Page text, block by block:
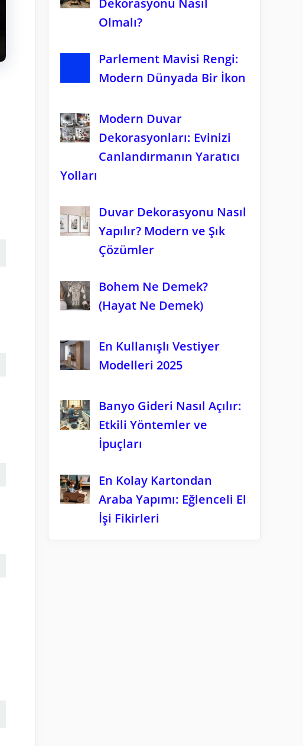
Olmalı?
Parlement Mavisi Rengi:
Modern Dünyada Bir İkon
Modern Duvar
Dekorasyonları: Evinizi
Canlandırmanın Yaratıcı
Yolları
Duvar Dekorasyonu Nasıl
Yapılır? Modern ve Şık
Çözümler
Bohem Ne Demek?
(Hayat Ne Demek)
En Kullanışlı Vestiyer
Modelleri 2025
Banyo Gideri Nasıl Açılır:
Etkili Yöntemler ve
İpuçları
En Kolay Kartondan
Araba Yapımı: Eğlenceli El
İşi Fikirleri